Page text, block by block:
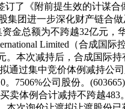
了《附前提生效的计谋
团进一步深化财产链合
金总额为不跨越32亿元，
Limited（合成国
本次减持后，合成国际
通过集中竞价体例减持公
7506%公司股份。
体例合计减持不跨越483